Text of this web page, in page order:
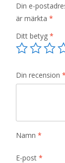
Din e-
är märkta *
Ditt betyg *
Din recension *
Namn *
E-post *